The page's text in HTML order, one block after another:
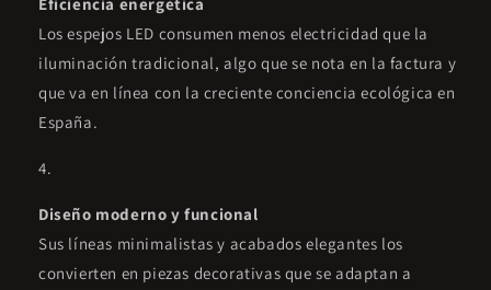
Los espejos LED consumen menos electricidad que la
iluminación tradicional, algo que se nota en la factura y
que va en línea con la creciente conciencia ecológica en
España.
Diseño moderno y funcional
Sus líneas minimalistas y acabados elegantes los
convierten en piezas decorativas que se adaptan a